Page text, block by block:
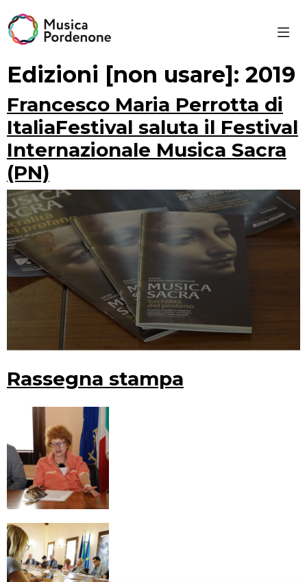
to
content
Edizioni [non usare]: 2019
Francesco Maria Perrotta di
ItaliaFestival saluta il Festival
Internazionale Musica Sacra
(PN)
Rassegna stampa